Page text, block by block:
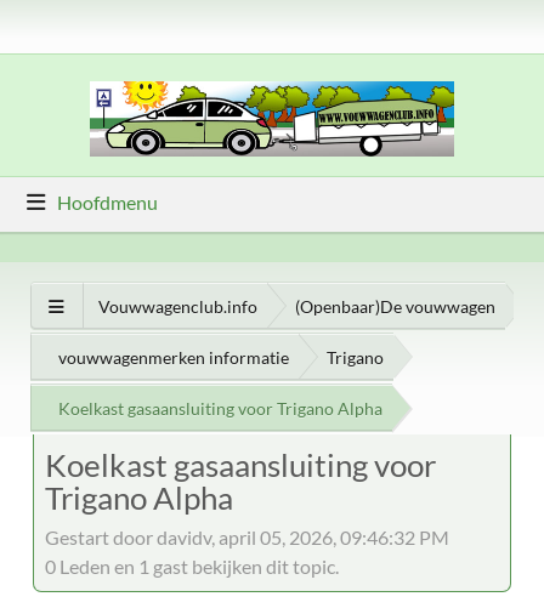
Hoofdmenu
Vouwwagenclub.info (Openbaar)De vouwwagen
vouwwagenmerken informatie Trigano
Koelkast gasaansluiting voor Trigano Alpha
Koelkast gasaansluiting voor
Trigano Alpha
Gestart door davidv, april 05, 2026, 09:46:32 PM
0 Leden en 1 gast bekijken dit topic.